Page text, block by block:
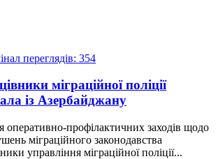
переглядів: 354
міграційної поліції
із Азербайджану
оперативно-профілактичних заходів щодо
міграційного законодавства
управління міграційної поліції...